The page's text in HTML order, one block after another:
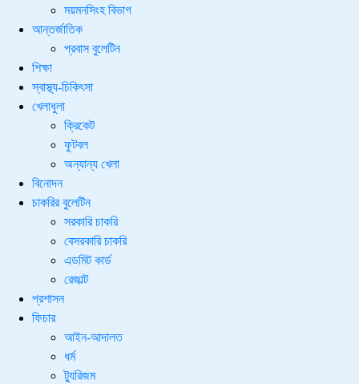
ময়মনসিংহ বিভাগ
আন্তর্জাতিক
প্রবাস বুলেটিন
শিক্ষা
স্বাস্থ্য-চিকিৎসা
খেলাধুলা
ক্রিকেট
ফুটবল
অন্যান্য খেলা
বিনোদন
চাকরির বুলেটিন
সরকারি চাকরি
বেসরকারি চাকরি
এডমিট কার্ড
রেজাল্ট
প্রশাসন
ফিচার
আইন-আদালত
ধর্ম
ট্যুরিজম